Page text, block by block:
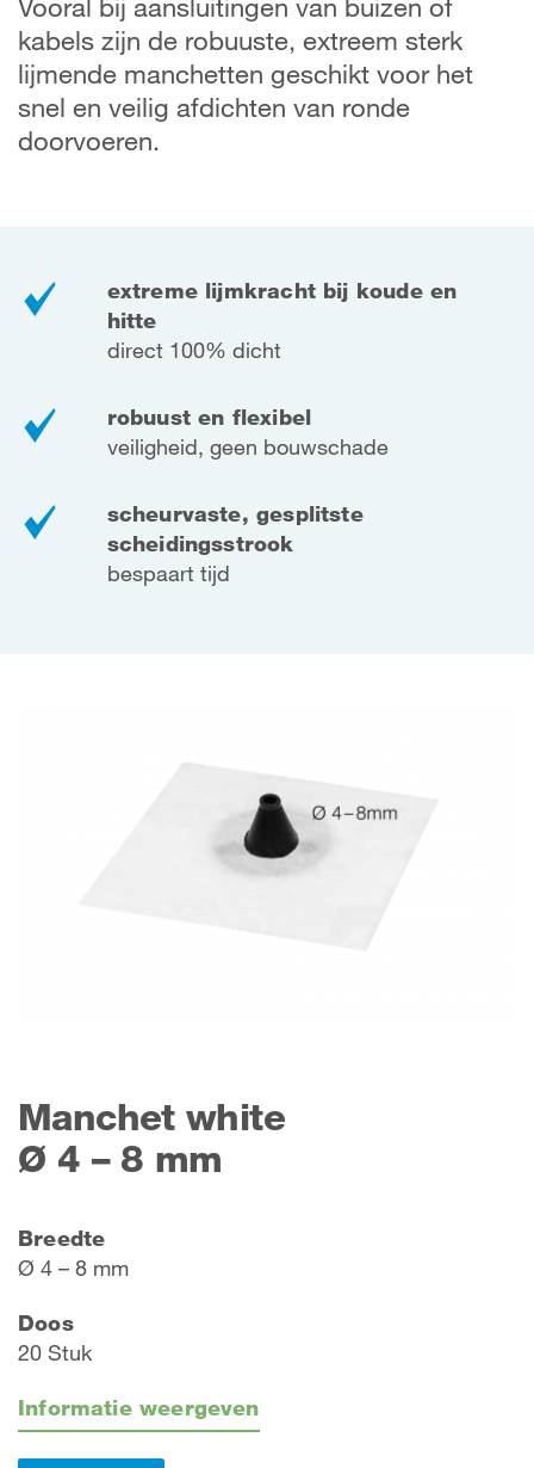
Vooral bij aansluitingen van buizen of
kabels zijn de robuuste, extreem sterk
lijmende manchetten geschikt voor het
snel en veilig afdichten van ronde
doorvoeren.
extreme lijmkracht bij koude en
hitte
direct 100% dicht
robuust en flexibel
veiligheid, geen bouwschade
scheurvaste, gesplitste
scheidingsstrook
bespaart tijd
Manchet white
Ø 4 – 8 mm
Breedte
Ø 4 – 8 mm
Doos
20 Stuk
Informatie weergeven